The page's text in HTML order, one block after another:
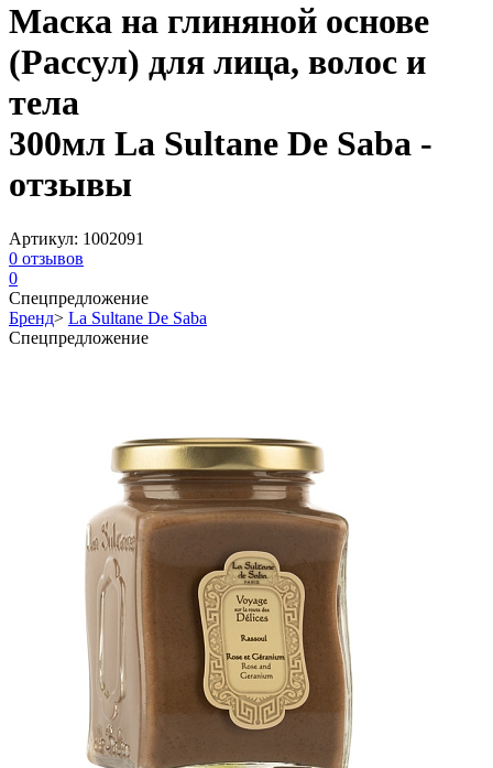
Маска на глиняной основе
(Рассул) для лица, волос и
тела
300мл La Sultane De Saba -
отзывы
Артикул: 1002091
0 отзывов
0
Спецпредложение
Бренд> La Sultane De Saba
Спецпредложение